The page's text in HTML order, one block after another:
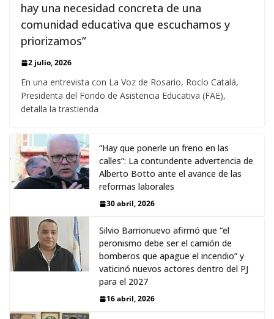
hay una necesidad concreta de una
comunidad educativa que escuchamos y
priorizamos”
2 julio, 2026
En una entrevista con La Voz de Rosario, Rocío Catalá,
Presidenta del Fondo de Asistencia Educativa (FAE),
detalla la trastienda
“Hay que ponerle un freno en las
calles”: La contundente advertencia de
Alberto Botto ante el avance de las
reformas laborales
30 abril, 2026
Silvio Barrionuevo afirmó que “el
peronismo debe ser el camión de
bomberos que apague el incendio” y
vaticinó nuevos actores dentro del PJ
para el 2027
16 abril, 2026